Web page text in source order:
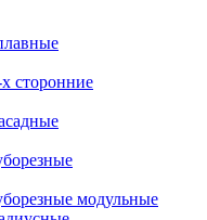
сторонние
модульные